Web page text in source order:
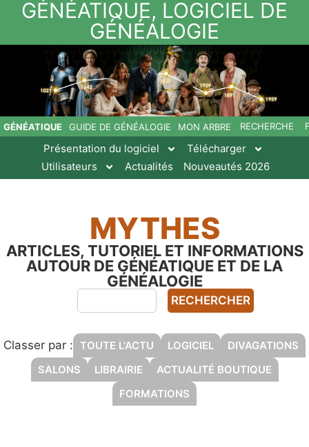
GÉNÉATIQUE, LOGICIEL DE
GÉNÉALOGIE
GÉNÉATIQUE GUIDE DE GÉNÉALOGIE MON ARBRE RECHERCHE
Présentation du logiciel
Télécharger
Utilisateurs
Actualités Nouveautés 2026
MYTHES
ARTICLES, TUTORIEL ET INFORMATIONS
AUTOUR DE GÉNÉATIQUE ET DE LA
GÉNÉALOGIE
RECHERCHER
Classer par : TOUTE L'ACTU LOGICIEL
DIVAGATIONS
SALONS
LIBRAIRIE
ACTUALITÉ BOUTIQUE
FORMATIONS